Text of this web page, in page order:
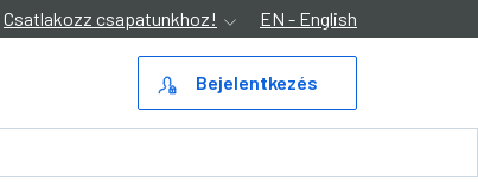
Csatlakozz csapatunkhoz! EN - English
Bejelentkezés